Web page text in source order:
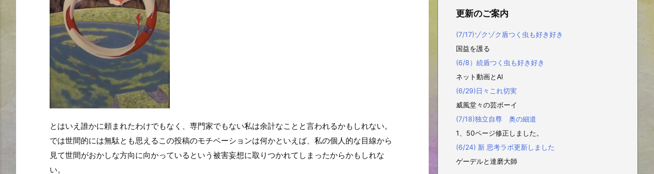
とはいえ誰かに頼まれたわけでもなく、専門家でもない私は余計なことと言われるかもしれない。
では世間的には無駄とも思えるこの投稿のモチベーションは何かといえば、私の個人的な目線から
見て世間がおかしな方向に向かっているという被害妄想に取りつかれてしまったからかもしれな
い。
更新のご案内
(7/17)ゾクゾク盾つく虫も好き好き
国益を護る
(6/8）続盾つく虫も好き好き
ネット動画とAI
(6/29)日々これ切実
威風堂々の芸ボーイ
(7/18)独立自尊 奥の細道
1、50ページ修正しました。
(6/24) 新 思考ラボ更新しました
ゲーデルと達磨大師